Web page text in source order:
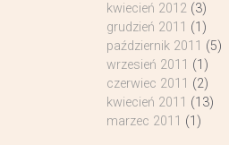
kwiecień 2012(3)
grudzień 2011 (1)
październik 2011 (5)
wrzesień 2011 (1)
czerwiec 2011 (2)
kwiecień 2011 (13)
marzec 2011 (1)